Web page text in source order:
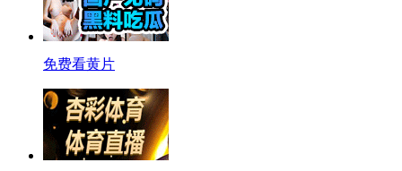
免费看黄片